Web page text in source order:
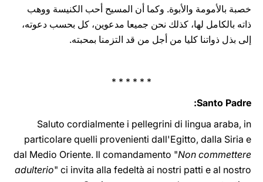
خصبة بالأمومة والأبوة. وكما أن المسيح أحب الكنيسة ووهب
ذاته بالكامل لها، كذلك نحن جميعا مدعوين، كل بحسب دعوته،
إلى بذل ذواتنا كليا من أجل من قد التزمنا بمحبته.
* * * * * *
Santo Padre:
Saluto cordialmente i pellegrini di ‎lingua ‎araba, ‎in
‎‎‎particolare quelli provenienti dall'Egitto, dalla Siria e
dal Medio Oriente. Il comandamento "Non commettere
adulterio" ci invita alla fedeltà ai nostri patti e al nostro